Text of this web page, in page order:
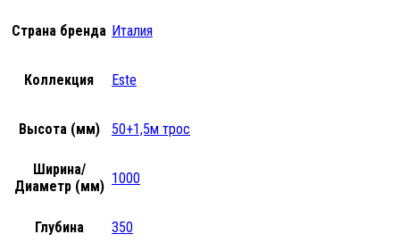
Страна бренда Италия
Коллекция Este
Высота (мм) 50+1,5м трос
Ширина/
Диаметр (мм) 1000
Глубина 350